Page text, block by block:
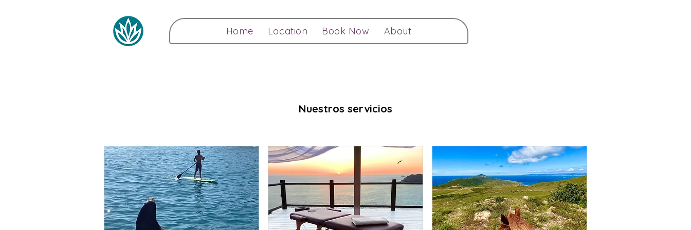
Home Location Book Now About
Nuestros servicios